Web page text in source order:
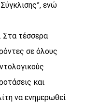
ενώ
Στα τέσσερα
σε όλους
και
να ενημερωθεί